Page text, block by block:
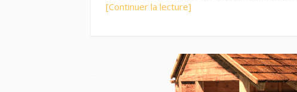
[Continuer la lecture]